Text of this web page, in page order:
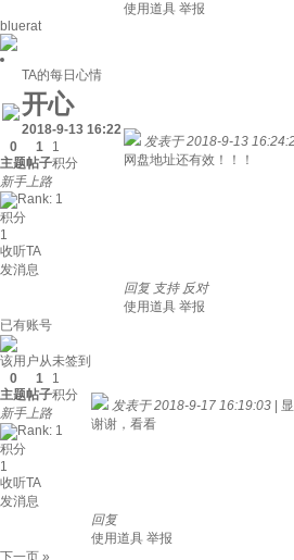
使用道具 举报
bluerat
TA的每日心情
开心
2018-9-13 16:22
0
主题
1
帖子
1
积分
新手上路
积分
1
收听TA
发消息
发表于 2018-9-13
网盘地址还有效！！！
回复 支持 反对
使用道具 举报
已有账号
该用户从未签到
0
主题
1
帖子
1
积分
新手上路
积分
1
收听TA
发消息
发表于 2018-9-17 16:19:03
谢谢，看看
回复
使用道具 举报
下一页 »